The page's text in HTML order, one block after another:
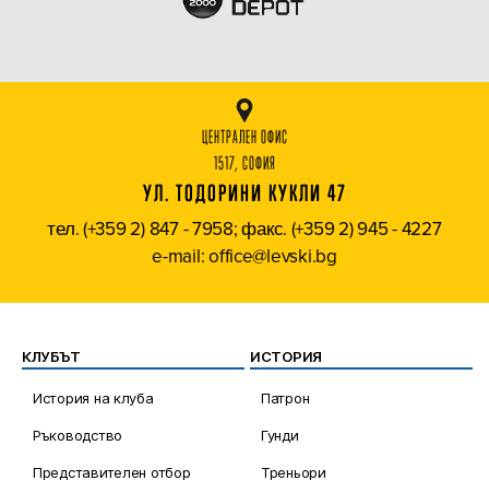
ЦЕНТРАЛЕН ОФИС
1517, СОФИЯ
УЛ. ТОДОРИНИ КУКЛИ 47
тел. (+359 2) 847 - 7958; факс. (+359 2) 945 - 4227
e-mail: office@levski.bg
КЛУБЪТ
История на клуба
Ръководство
Представителен отбор
ИСТОРИЯ
Патрон
Гунди
Треньори